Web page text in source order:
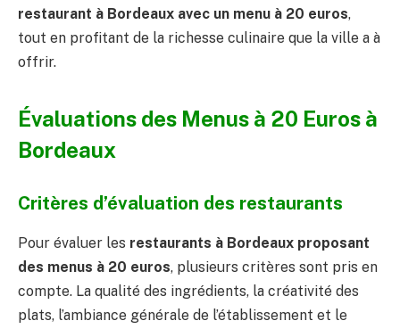
restaurant à Bordeaux avec un menu à 20 euros,
tout en profitant de la richesse culinaire que la ville a à
offrir.
Évaluations des Menus à 20 Euros à
Bordeaux
Critères d’évaluation des restaurants
Pour évaluer les restaurants à Bordeaux proposant
des menus à 20 euros, plusieurs critères sont pris en
compte. La qualité des ingrédients, la créativité des
plats, l’ambiance générale de l’établissement et le